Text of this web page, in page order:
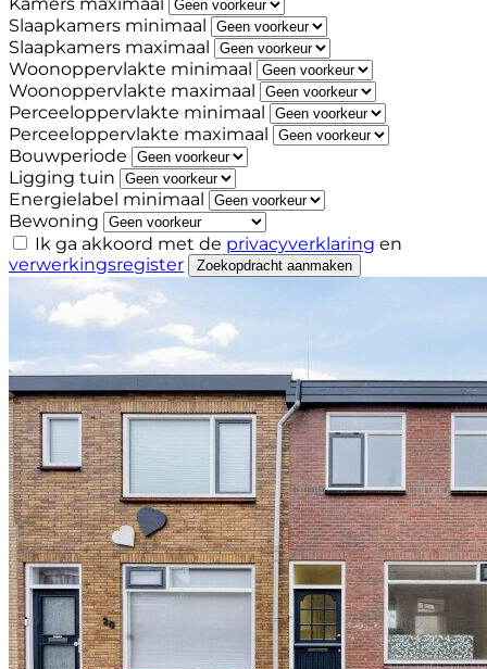
Kamers maximaal
Slaapkamers minimaal
Slaapkamers maximaal
Woonoppervlakte minimaal
Woonoppervlakte maximaal
Perceeloppervlakte minimaal
Perceeloppervlakte maximaal
Bouwperiode
Ligging tuin
Energielabel minimaal
Bewoning
Ik ga akkoord met de privacyverklaring en
verwerkingsregister
Zoekopdracht aanmaken